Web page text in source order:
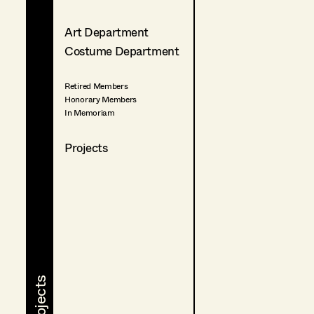
Art Department
Costume Department
Retired Members
Honorary Members
In Memoriam
Projects